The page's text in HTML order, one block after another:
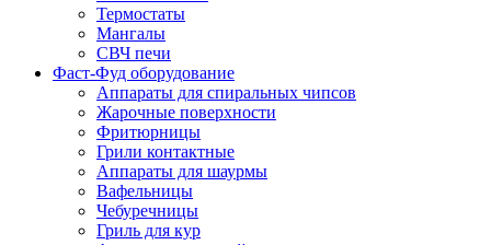
Термостаты
Мангалы
СВЧ печи
Фаст-Фуд оборудование
Аппараты для спиральных чипсов
Жарочные поверхности
Фритюрницы
Грили контактные
Аппараты для шаурмы
Вафельницы
Чебуречницы
Гриль для кур